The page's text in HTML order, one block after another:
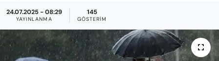
24.07.2025 - 08:29
YAYINLANMA
145
GÖSTERIM
EĞİTİM
KADIN
Son Dakika Haberleri
Haber Arşivi